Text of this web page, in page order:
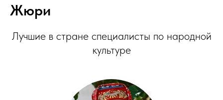
Жюри
Лучшие в стране специалисты по народной
культуре